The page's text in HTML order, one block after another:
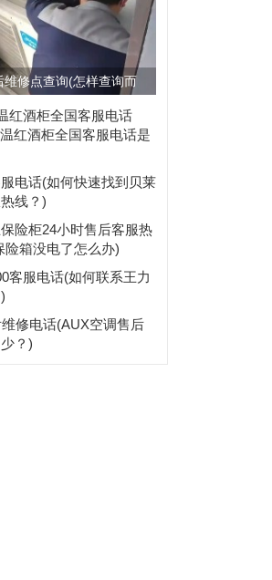
修点查询(怎样查询而
维修点位置...
红酒柜全国客服电话
红酒柜全国客服电话是
电话(如何快速找到贝莱
线？)
险柜24小时售后客服热
险箱没电了怎么办)
客服电话(如何联系王力
修电话(AUX空调售后
？)